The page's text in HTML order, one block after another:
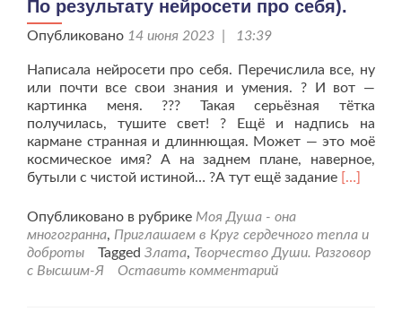
По результату нейросети про себя).
Опубликовано 14 июня 2023 | 13:39
Написала нейросети про себя. Перечислила все, ну
или почти все свои знания и умения. ? И вот —
картинка меня. ??? Такая серьёзная тëтка
получилась, тушите свет! ? Ещё и надпись на
кармане странная и длиннющая. Может — это моё
космическое имя? А на заднем плане, наверное,
бутыли с чистой истиной… ?А тут ещё задание Читать
[…]
Опубликовано в рубрике Моя Душа - она
многогранна, Приглашаем в Круг сердечного тепла и
доброты
Tagged Злата, Творчество Души. Разговор
с Высшим-Я
Оставить комментарий